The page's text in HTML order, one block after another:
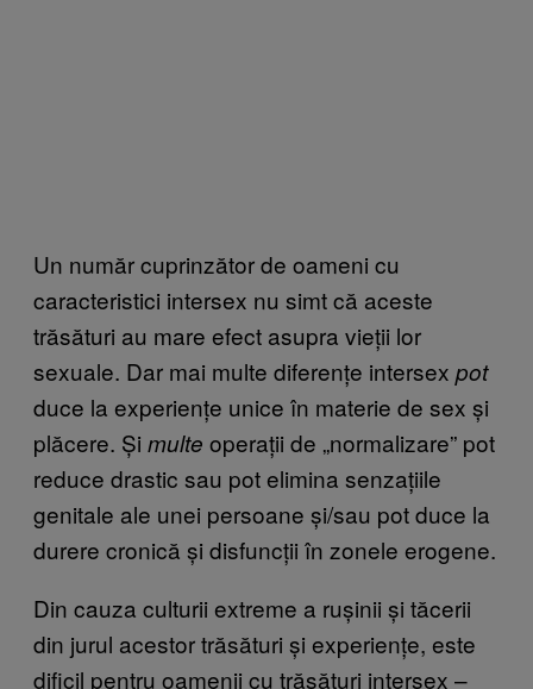
Un număr cuprinzător de oameni cu
caracteristici intersex nu simt că aceste
trăsături au mare efect asupra vieții lor
sexuale. Dar mai multe diferențe intersex pot
duce la experiențe unice în materie de sex și
plăcere. Și multe operații de „normalizare” pot
reduce drastic sau pot elimina senzațiile
genitale ale unei persoane și/sau pot duce la
durere cronică și disfuncții în zonele erogene.
Din cauza culturii extreme a rușinii și tăcerii
din jurul acestor trăsături și experiențe, este
dificil pentru oamenii cu trăsături intersex –